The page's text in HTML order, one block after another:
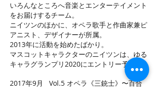
いろんなところへ音楽とエンターテイメント
をお届けするチーム。
ニイツンのほかに、オペラ歌手と作曲家兼ピ
アニスト、デザイナーが所属。
2013年に活動を始めたばかり。
​マスコットキャラクターのニイツンは、ゆる
キャラグランプリ2020にエントリー予定！
2017年9月 Vol.5 オペラ《三銃士》〜百合